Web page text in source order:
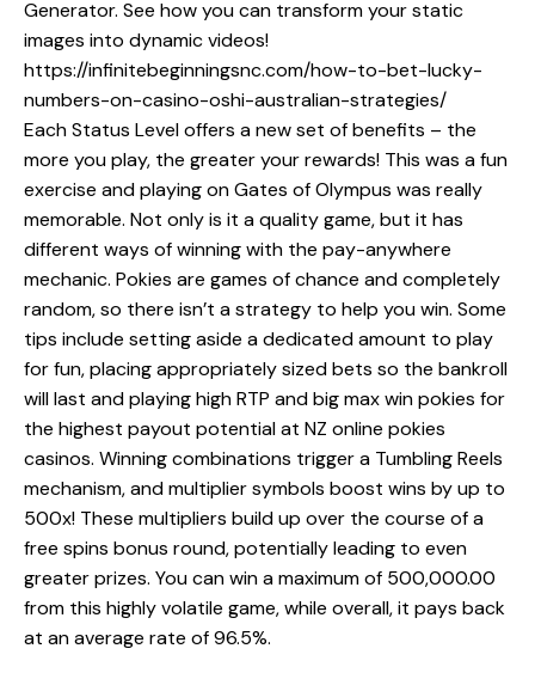
Generator. See how you can transform your static
images into dynamic videos!
https://infinitebeginningsnc.com/how-to-bet-lucky-
numbers-on-casino-oshi-australian-strategies/
Each Status Level offers a new set of benefits – the
more you play, the greater your rewards! This was a fun
exercise and playing on Gates of Olympus was really
memorable. Not only is it a quality game, but it has
different ways of winning with the pay-anywhere
mechanic. Pokies are games of chance and completely
random, so there isn’t a strategy to help you win. Some
tips include setting aside a dedicated amount to play
for fun, placing appropriately sized bets so the bankroll
will last and playing high RTP and big max win pokies for
the highest payout potential at NZ online pokies
casinos. Winning combinations trigger a Tumbling Reels
mechanism, and multiplier symbols boost wins by up to
500x! These multipliers build up over the course of a
free spins bonus round, potentially leading to even
greater prizes. You can win a maximum of 500,000.00
from this highly volatile game, while overall, it pays back
at an average rate of 96.5%.